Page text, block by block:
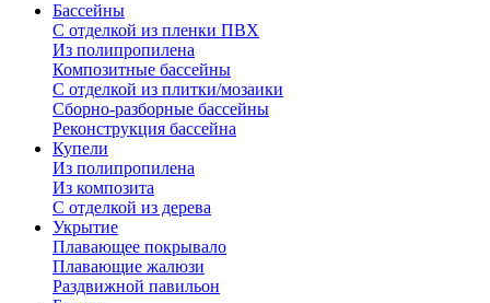
Бассейны
С отделкой из пленки ПВХ
Из полипропилена
Композитные бассейны
С отделкой из плитки/мозаики
Сборно-разборные бассейны
Реконструкция бассейна
Купели
Из полипропилена
Из композита
С отделкой из дерева
Укрытие
Плавающее покрывало
Плавающие жалюзи
Раздвижной павильон